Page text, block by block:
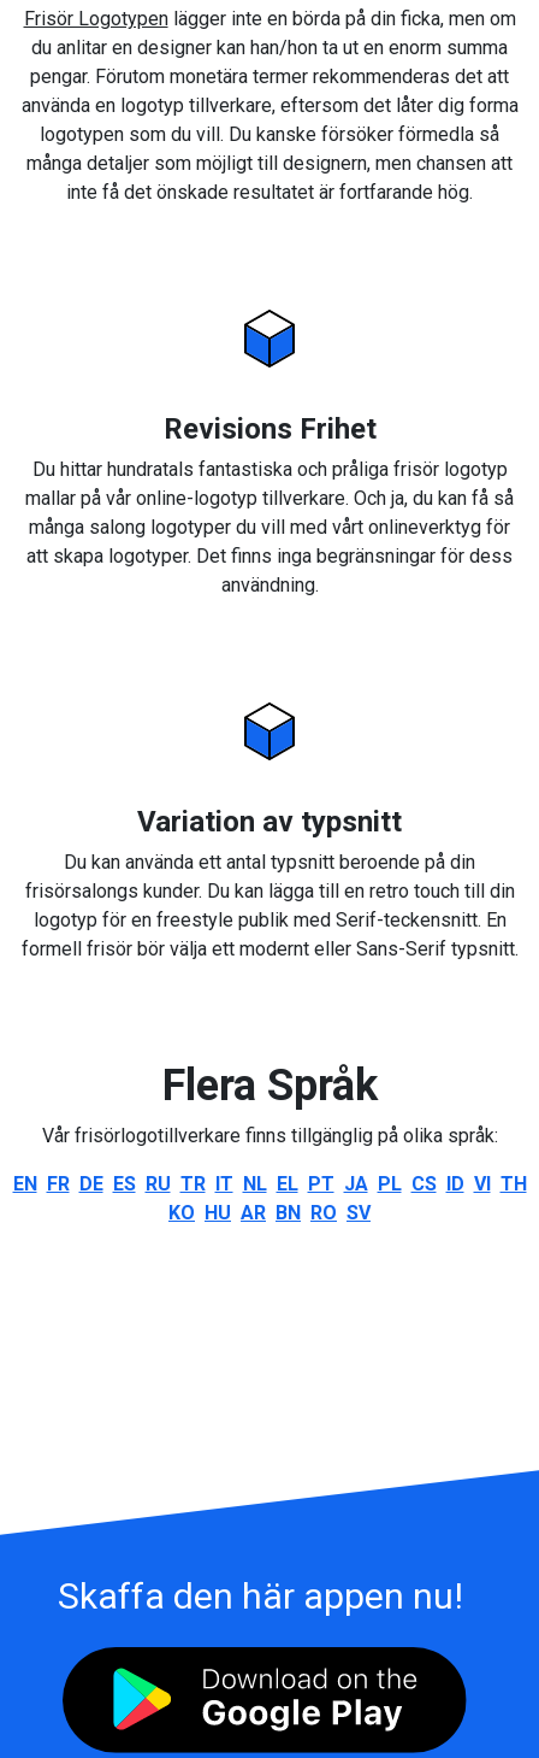
Frisör Logotypenlägger inte en börda på din ficka, men om
du anlitar en designer kan han/hon ta ut en enorm summa
pengar. Förutom monetära termer rekommenderas det att
använda en logotyp tillverkare, eftersom det låter dig forma
logotypen som du vill. Du kanske försöker förmedla så
många detaljer som möjligt till designern, men chansen att
inte få det önskade resultatet är fortfarande hög.
Revisions Frihet
Du hittar hundratals fantastiska och pråliga frisör logotyp
mallar på vår online-logotyp tillverkare. Och ja, du kan få så
många salong logotyper du vill med vårt onlineverktyg för
att skapa logotyper. Det finns inga begränsningar för dess
användning.
Variation av typsnitt
Du kan använda ett antal typsnitt beroende på din
frisörsalongs kunder. Du kan lägga till en retro touch till din
logotyp för en freestyle publik med Serif-teckensnitt. En
formell frisör bör välja ett modernt eller Sans-Serif typsnitt.
Flera Språk
Vår frisörlogotillverkare finns tillgänglig på olika språk:
EN FR DE ES RU TR IT NL EL PT JA PL CS ID VI TH
KO HU AR BN RO SV
Skaffa den här appen nu!